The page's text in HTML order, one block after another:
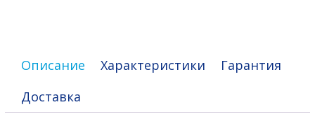
Описание Характеристики
Гарантия
Доставка